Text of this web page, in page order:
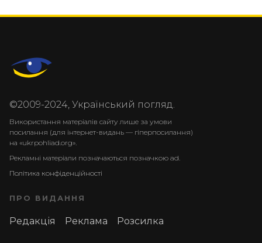
©2009-2024, Український погляд.
Використання матеріалів сайту лише за умови
посилання (для інтернет-видань — гіперпосилання)
на «ukrpohliad.org».
Рекламні матеріали позначаються позначкою ad.
Політика конфіденційності
ПРО ВИДАННЯ
Редакція Реклама Розсилка